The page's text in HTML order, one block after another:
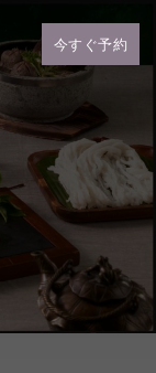
今すぐ予約